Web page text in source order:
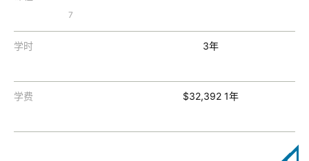
7
学时 3年
学费 $32,392 1年